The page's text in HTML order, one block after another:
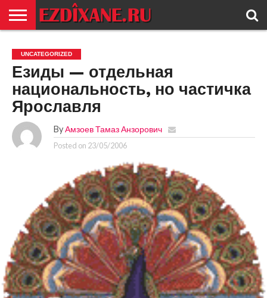
ЕЗИДИЗМ
НОВОСТИ
ИСТОРИЯ
КУЛЬТУРА
КОНТАКТ
UNCATEGORIZED
Езиды — отдельная
национальность, но частичка
Ярославля
By Амзоев Тамаз Анзорович
Posted on 23/05/2006